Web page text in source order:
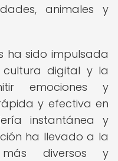
animales y
ha sido impulsada
digital y la
emociones y
y efectiva en
instantánea y
ha llevado a la
diversos y